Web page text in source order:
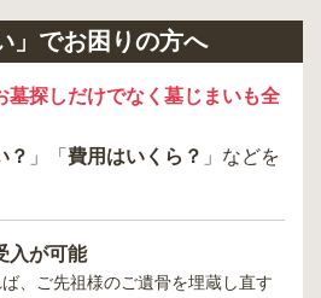
」でお困りの方へ
墓探しだけでなく墓じまいも全
？ 」「 費用はいくら？ 」などを
入が可能
、ご先祖様のご遺骨を埋蔵し直す